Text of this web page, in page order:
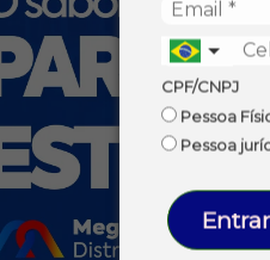
CPF/CNPJ
Pessoa
Pessoa